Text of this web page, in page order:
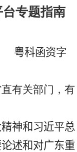
专题指南
粤科函资字
有关部门，有
神和习近平总
述和对广东重